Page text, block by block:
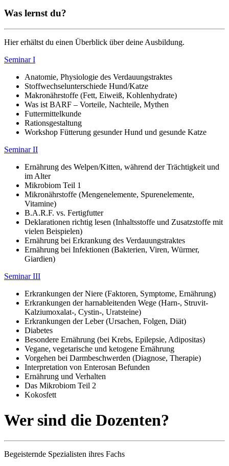
Was lernst du?
Hier erhältst du einen Überblick über deine Ausbildung.
Seminar I
Anatomie, Physiologie des Verdauungstraktes
Stoffwechselunterschiede Hund/Katze
Makronährstoffe (Fett, Eiweiß, Kohlenhydrate)
Was ist BARF – Vorteile, Nachteile, Mythen
Futtermittelkunde
Rationsgestaltung
Workshop Fütterung gesunder Hund und gesunde Katze
Seminar II
Ernährung des Welpen/Kitten, während der Trächtigkeit und
im Alter
Mikrobiom Teil 1
Mikronährstoffe (Mengenelemente, Spurenelemente,
Vitamine)
B.A.R.F. vs. Fertigfutter
Deklarationen richtig lesen (Inhaltsstoffe und Zusatzstoffe mit
vielen Beispielen)
Ernährung bei Erkrankung des Verdauungstraktes
Ernährung bei Infektionen (Bakterien, Viren, Würmer,
Giardien)
Seminar III
Erkrankungen der Niere (Faktoren, Symptome, Ernährung)
Erkrankungen der harnableitenden Wege (Harn-, Struvit-
Kalziumoxalat-, Cystin-, Uratsteine)
Erkrankungen der Leber (Ursachen, Folgen, Diät)
Diabetes
Besondere Ernährung (bei Krebs, Epilepsie, Adipositas)
Vegane, vegetarische und ketogene Ernährung
Vorgehen bei Darmbeschwerden (Diagnose, Therapie)
Interpretation von Enterosan Befunden
Ernährung und Verhalten
Das Mikrobiom Teil 2
Kokosfett
Wer sind die Dozenten?
Begeisternde Spezialisten ihres Fachs